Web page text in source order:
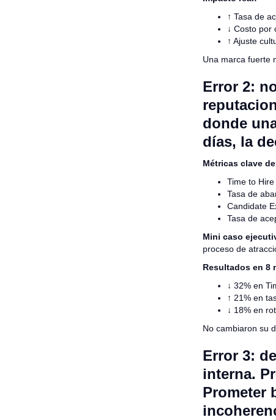
↑ Tasa de
↓ Costo por
↑ Ajuste
Una marca fuerte
Error 2:
donde
días, la
Métricas clave
Time to Hire
Tasa de
Candidate
Tasa de
Mini caso
proceso de
Resultados en 8
↓ 32% en
↑ 21% en
↓ 18% en
No cambiaron su
Error 3:
interna.
Prometer